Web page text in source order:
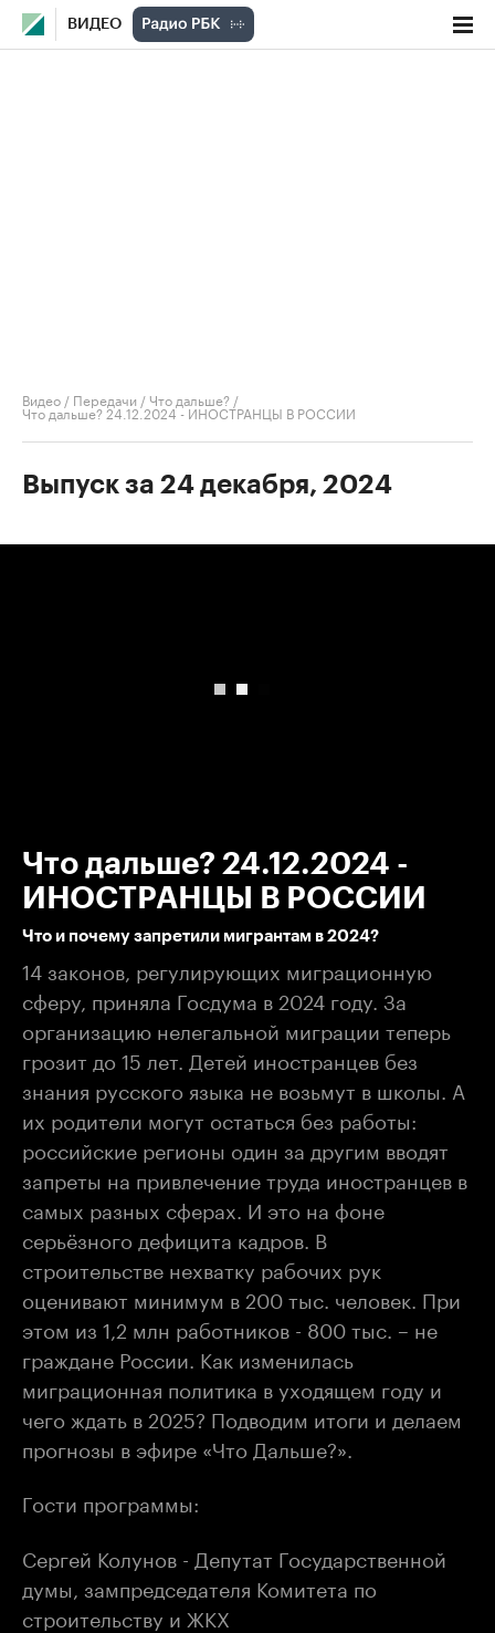
ВИДЕО
Видео / Передачи /Что дальше? /
Что дальше? 24.12.2024 - ИНОСТРАНЦЫ В РОССИИ
Выпуск за 24 декабря, 2024
Что дальше? 24.12.2024 -
ИНОСТРАНЦЫ В РОССИИ
Что и почему запретили мигрантам в 2024?
14 законов, регулирующих миграционную
сферу, приняла Госдума в 2024 году. За
организацию нелегальной миграции теперь
грозит до 15 лет. Детей иностранцев без
знания русского языка не возьмут в школы. А
их родители могут остаться без работы:
российские регионы один за другим вводят
запреты на привлечение труда иностранцев в
самых разных сферах. И это на фоне
серьёзного дефицита кадров. В
строительстве нехватку рабочих рук
оценивают минимум в 200 тыс. человек. При
этом из 1,2 млн работников - 800 тыс. – не
граждане России. Как изменилась
миграционная политика в уходящем году и
чего ждать в 2025? Подводим итоги и делаем
прогнозы в эфире «Что Дальше?».
Гости программы:
Сергей Колунов - Депутат Государственной
думы, зампредседателя Комитета по
строительству и ЖКХ